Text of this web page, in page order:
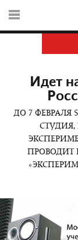
Идет
ДО 7 ФЕВРАЛЯ
СТУДИЯ,
ПРОВОДИТ